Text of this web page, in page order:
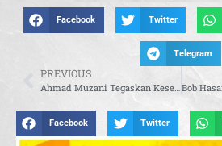
Facebook Twitter
Telegram
PREVIOUS
Ahmad Muzani Tegaskan Kesetaraan Pendidikan Pondok Pesantren dengan Pendidikan Lainnya
Facebook Twitter